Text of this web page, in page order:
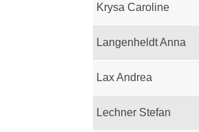
Krysa Caroline
Langenheldt Anna
Lax Andrea
Lechner Stefan